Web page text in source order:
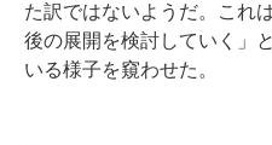
た訳ではないようだ。これ
後の展開を検討していく」
いる様子を窺わせた。